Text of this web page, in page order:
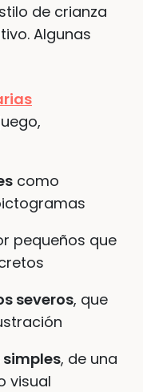
de crianza
Algunas
como
pequeños que
severos, que
, de una
visual